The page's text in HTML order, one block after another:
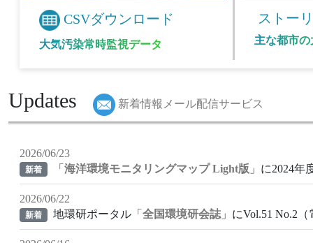
CSVダウンロード
大気汚染常時監視データ
ストー
主な都市
Updates 新着情報メール配信サービス
2026/06/23
新着 「 海洋環境モニタリングマップ Light版 」に2024
2026/06/22
新着 地環研ポータル「 全国環境研会誌」にVol.51 No.2